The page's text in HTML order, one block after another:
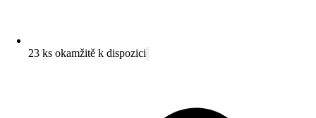
23 ks okamžitě k dispozici